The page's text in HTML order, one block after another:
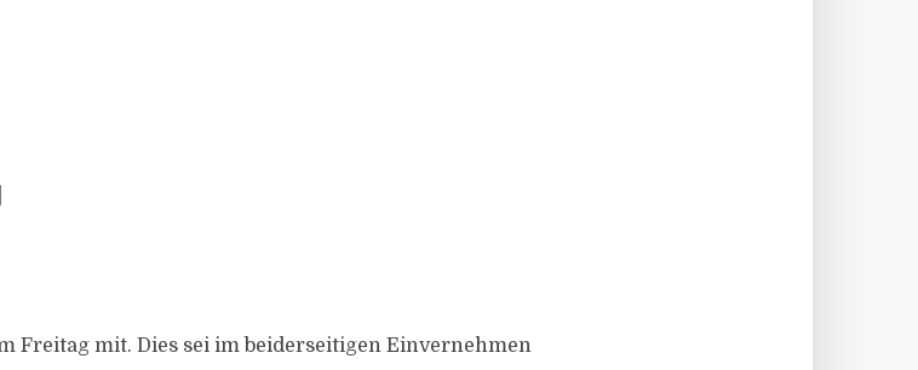
Freitag mit. Dies sei im beiderseitigen Einvernehmen